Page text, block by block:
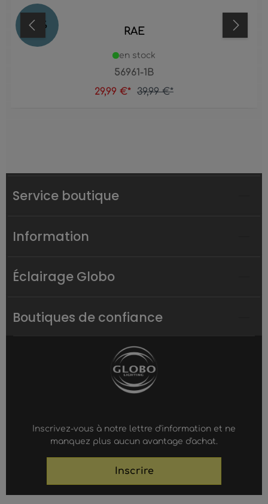
25 % RAE
56961-1B
en stock
29,99 €* 39,99 €*
Service boutique
Information
Éclairage Globo
Boutiques de confiance
Inscrivez-vous à notre lettre d'information et ne
manquez plus aucun avantage d'achat.
Inscrire